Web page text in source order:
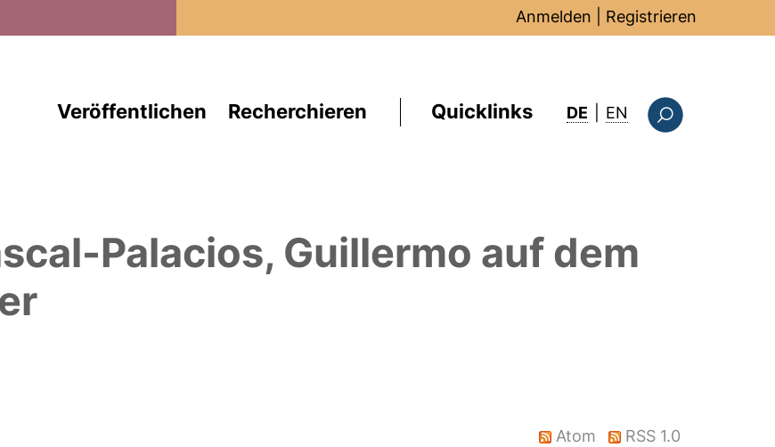
Anmelden Registrieren
Veröffentlichen Recherchieren Quicklinks DE EN : this page in
Palacios, Guillermo auf dem
Atom
RSS 1.0